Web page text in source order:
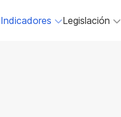
Indicadores Legislación